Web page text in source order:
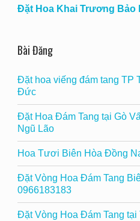
Đặt Hoa Khai Trương Bảo
Bài Đăng
Đặt hoa viếng đám tang TP
Đức
Đặt Hoa Đám Tang tại Gò
Ngũ Lão
Hoa Tươi Biên Hòa Đồng
Đặt Vòng Hoa Đám Tang
0966183183
Đặt Vòng Hoa Đám Tang